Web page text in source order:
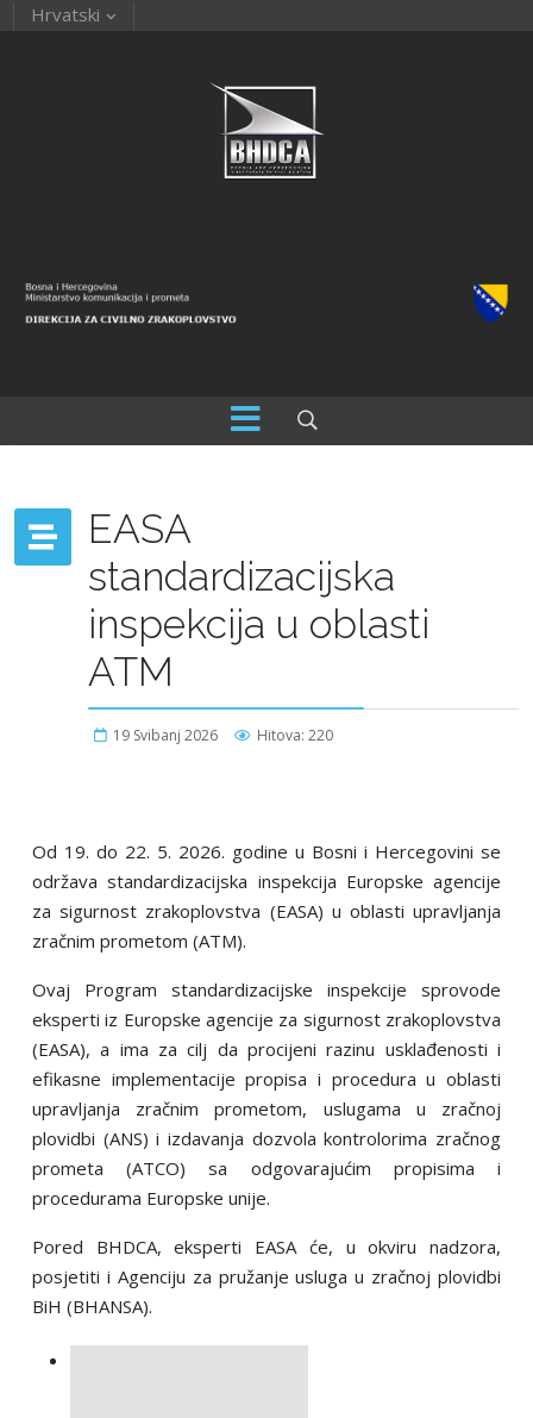
Hrvatski
EASA
standardizacijska
inspekcija u oblasti
ATM
19 Svibanj 2026 Hitova: 220
Od 19. do 22. 5. 2026. godine u Bosni i Hercegovini se
održava standardizacijska inspekcija Europske agencije
za sigurnost zrakoplovstva (EASA) u oblasti upravlјanja
zračnim prometom (ATM).
Ovaj Program standardizacijske inspekcije sprovode
eksperti iz Europske agencije za sigurnost zrakoplovstva
(EASA), a ima za cilј da procijeni razinu usklađenosti i
efikasne implementacije propisa i procedura u oblasti
upravlјanja zračnim prometom, uslugama u zračnoj
plovidbi (ANS) i izdavanja dozvola kontrolorima zračnog
prometa (ATCO) sa odgovarajućim propisima i
procedurama Europske unije.
Pored BHDCA, eksperti EASA će, u okviru nadzora,
posjetiti i Agenciju za pružanje usluga u zračnoj plovidbi
BiH (BHANSA).